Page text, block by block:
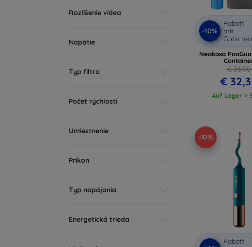
Rozlíšenie videa
Napätie
Typ filtra
Počet rýchlostí
Umiestnenie
Príkon
Typ napájania
Energetická trieda
-10%
Rabatt
mit
Neakasa
€ 35,90
€
Auf Lager >
-10%
Rabatt